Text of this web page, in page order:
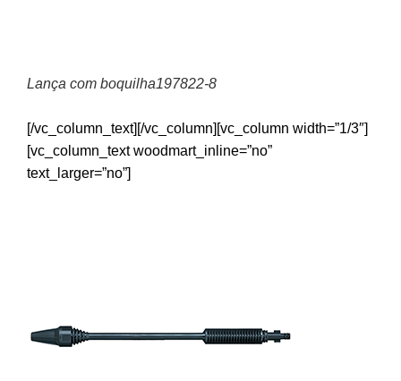
Lança com boquilha197822-8
[/vc_column_text][/vc_column][vc_column width=”1/3″]
[vc_column_text woodmart_inline=”no”
text_larger=”no”]